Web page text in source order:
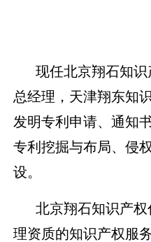
现任北京翔石知
总经理，天津翔东知
发明专利申请、通知
专利挖掘与布局、侵
设。
北京翔石知识产
理资质的知识产权服